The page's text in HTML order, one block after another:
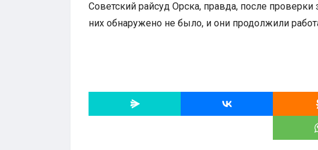
Советский райсуд Орска, правда, после
них обнаружено не было, и они продолжили